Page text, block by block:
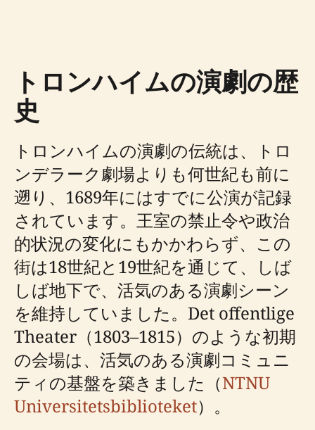
トロンハイムの演劇の歴
史
トロンハイムの演劇の伝統は、トロ
ンデラーク劇場よりも何世紀も前に
遡り、1689年にはすでに公演が記録
されています。王室の禁止令や政治
的状況の変化にもかかわらず、この
街は18世紀と19世紀を通じて、しば
しば地下で、活気のある演劇シーン
を維持していました。Det offentlige
Theater（1803–1815）のような初期
の会場は、活気のある演劇コミュニ
ティの基盤を築きました（NTNU
Universitetsbiblioteket）。